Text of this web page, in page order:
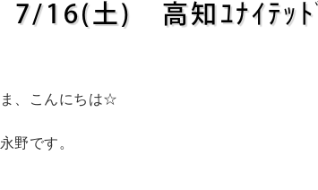
7/16(土) 高知ﾕﾅｲﾃｯ
、こんにちは☆
野です。